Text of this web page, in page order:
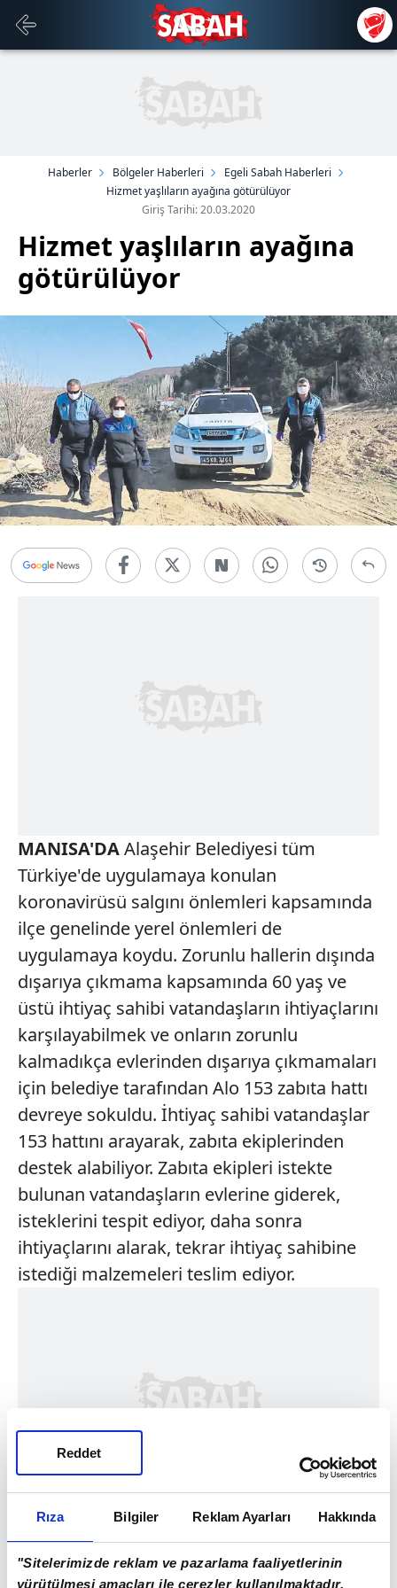
Rıza Bilgiler Reklam Ayarları Hakkında
"Sitelerimizde reklam ve pazarlama faaliyetlerinin
yürütülmesi amaçları ile çerezler kullanılmaktadır.
Reddet
Haberler Bölgeler Haberleri
Egeli Sabah Haberleri
Hizmet yaşlıların ayağına götürülüyor
Giriş Tarihi: 20.03.2020
Hizmet yaşlıların ayağına
götürülüyor
MANISA'DAAlaşehir Belediyesi tüm
Türkiye'de uygulamaya konulan
koronavirüsü salgını önlemleri kapsamında
ilçe genelinde yerel önlemleri de
uygulamaya koydu. Zorunlu hallerin dışında
dışarıya çıkmama kapsamında 60 yaş ve
üstü ihtiyaç sahibi vatandaşların ihtiyaçlarını
karşılayabilmek ve onların zorunlu
kalmadıkça evlerinden dışarıya çıkmamaları
için belediye tarafından Alo 153 zabıta hattı
devreye sokuldu. İhtiyaç sahibi vatandaşlar
153 hattını arayarak, zabıta ekiplerinden
destek alabiliyor. Zabıta ekipleri istekte
bulunan vatandaşların evlerine giderek,
isteklerini tespit ediyor, daha sonra
ihtiyaçlarını alarak, tekrar ihtiyaç sahibine
istediği malzemeleri teslim ediyor.